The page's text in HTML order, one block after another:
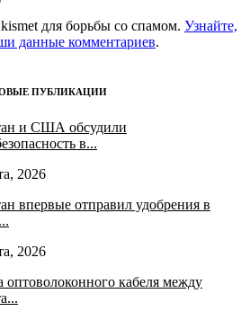
для борьбы со спамом. Узнайте,
данные комментариев.
ПУБЛИКАЦИИ
и США обсудили
в...
2026
впервые отправил удобрения в
2026
оптоволоконного кабеля между